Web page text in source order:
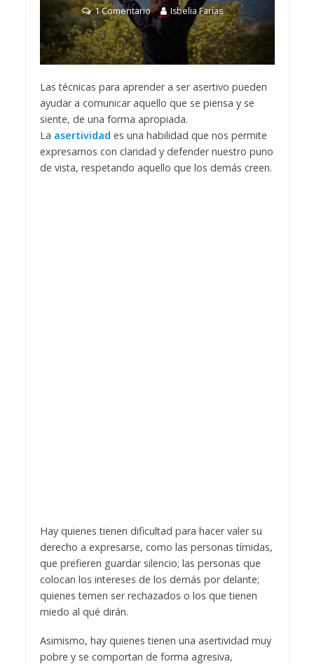
1 Comentario Isbelia Farías
Las técnicas para aprender a ser asertivo pueden
ayudar a comunicar aquello que se piensa y se
siente, de una forma apropiada.
La asertividad es una habilidad que nos permite
expresarnos con claridad y defender nuestro puno
de vista, respetando aquello que los demás creen.
Hay quienes tienen dificultad para hacer valer su
derecho a expresarse, como las personas tímidas,
que prefieren guardar silencio; las personas que
colocan los intereses de los demás por delante;
quienes temen ser rechazados o los que tienen
miedo al qué dirán.
Asimismo, hay quienes tienen una asertividad muy
pobre y se comportan de forma agresiva,